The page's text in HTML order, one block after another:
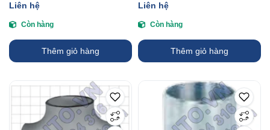
Liên hệ
Còn hàng
Thêm giỏ hàng
Liên hệ
Còn hàng
Thêm giỏ hàng